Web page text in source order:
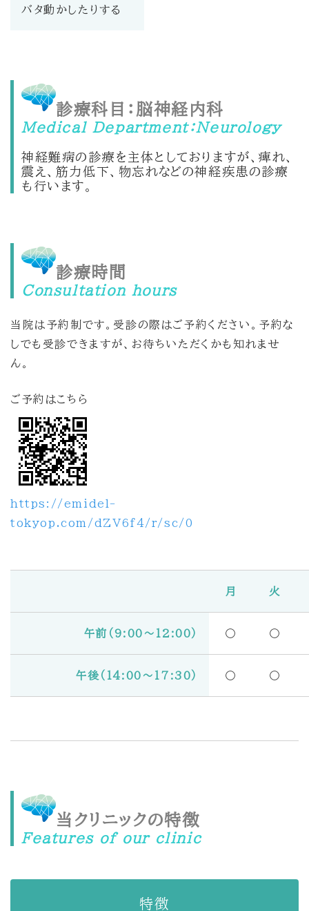
バタ動かしたりする
診療科目：脳神経内科
Medical Department：Neurology
神経難病の診療を主体としておりますが、痺れ、
震え、筋力低下、物忘れなどの神経疾患の診療
も行います。
診療時間
Consultation hours
当院は予約制です。受診の際はご予約ください。予約な
しでも受診できますが、お待ちいただくかも知れませ
ん。
ご予約はこちら
https://emidel-
tokyop.com/dZV6f4/r/sc/0
月 火
午前（9:00〜12:00） 〇 〇
午後（14:00〜17:30） 〇 〇
当クリニックの特徴
Features of our clinic
特徴